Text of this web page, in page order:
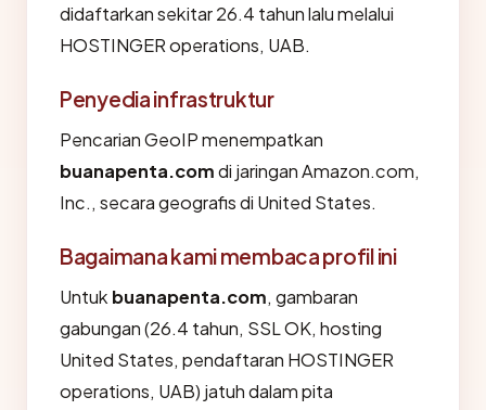
didaftarkan sekitar 26.4 tahun lalu melalui
HOSTINGER operations, UAB.
Penyedia infrastruktur
Pencarian GeoIP menempatkan
buanapenta.comdi jaringan Amazon.com,
Inc., secara geografis di United States.
Bagaimana kami membaca profil ini
Untuk buanapenta.com, gambaran
gabungan (26.4 tahun, SSL OK, hosting
United States, pendaftaran HOSTINGER
operations, UAB) jatuh dalam pita